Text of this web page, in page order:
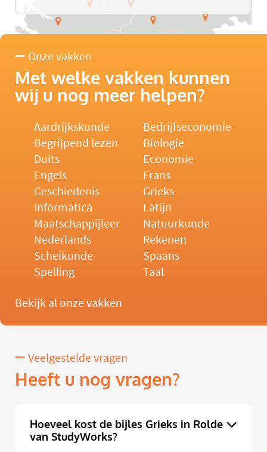
Onze vakken
Met welke vakken kunnen
wij u nog meer helpen?
Aardrijkskunde
Bedrijfseconomie
Begrijpend lezen
Biologie
Duits
Economie
Engels
Frans
Geschiedenis
Grieks
Informatica
Latijn
Maatschappijleer
Natuurkunde
Nederlands
Rekenen
Scheikunde
Spaans
Spelling
Taal
Bekijk al onze vakken
Veelgestelde vragen
Heeft u nog vragen?
Hoeveel kost de bijles Grieks in Rolde
van StudyWorks?